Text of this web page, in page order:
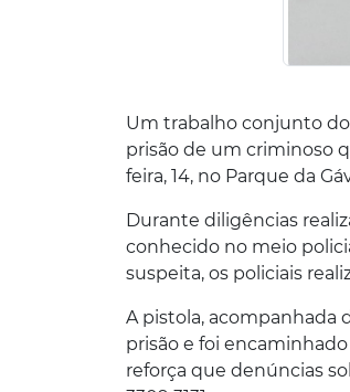
Um trabalho conjunto
prisão de um criminoso
feira, 14, no Parque da
Durante diligências
conhecido no meio
suspeita, os policiais
A pistola, acompanhada
prisão e foi
reforça que denúncias